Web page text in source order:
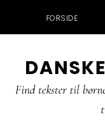
FORSIDE
direkte
til
indhold
direkte
til
direkte
til
Find tekster til